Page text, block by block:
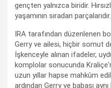
gençten yalnızca biridir.
yaşamının sıradan parçalarıdır.
IRA tarafından düzenlenen
Gerry ve ailesi, hiçbir somut
İşkenceyle alınan ifadeler,
komplolar sonucunda
uzun yıllar hapse mahkûm
ardından Gerry ve babası